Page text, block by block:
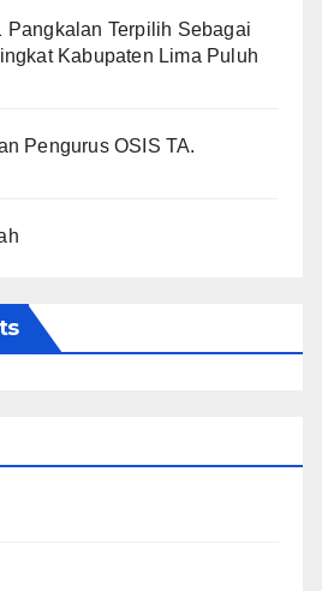
Pangkalan Terpilih Sebagai
Kabupaten Lima Puluh
Pengurus OSIS TA.